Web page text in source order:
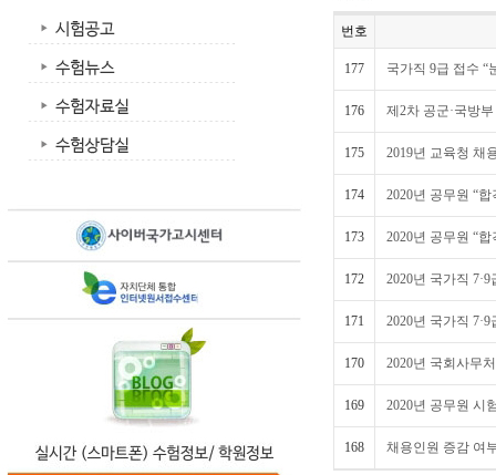
번호
177 국가직 9급 접수 “
176 제2차 공군·국방
175 2019년 교육청 채
174 2020년 공무원 “
173 2020년 공무원 “
172 2020년 국가직
171 2020년 국가직
170 2020년 국회사무
169 2020년 공무원 시
168 채용인원 증감 여